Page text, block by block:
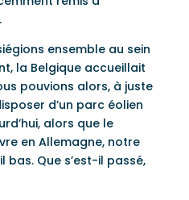
ensemble au sein
la Belgique accueillait
pouvions alors, à juste
d’un parc éolien
alors que le
en Allemagne, notre
Que s’est-il passé,